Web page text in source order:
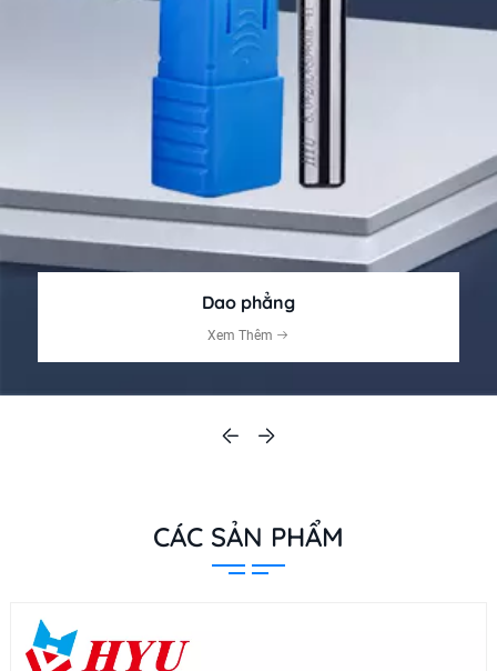
Dao phẳng
Xem Thêm
CÁC SẢN PHẨM